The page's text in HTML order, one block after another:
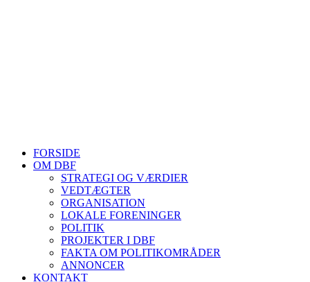
FORSIDE
OM DBF
STRATEGI OG VÆRDIER
VEDTÆGTER
ORGANISATION
LOKALE FORENINGER
POLITIK
PROJEKTER I DBF
FAKTA OM POLITIKOMRÅDER
ANNONCER
KONTAKT